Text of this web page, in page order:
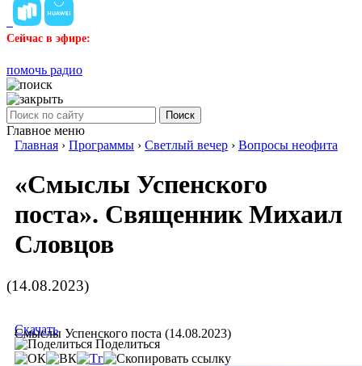
Сейчас в эфире:
помочь радио
Поиск
Главное меню
Главная › Программы › Светлый вечер › Вопросы неофита
«Смыслы Успенского
поста». Священник Михаил
Словцов
(14.08.2023)
Смыслы Успенского поста (14.08.2023)
Скачать
Поделиться